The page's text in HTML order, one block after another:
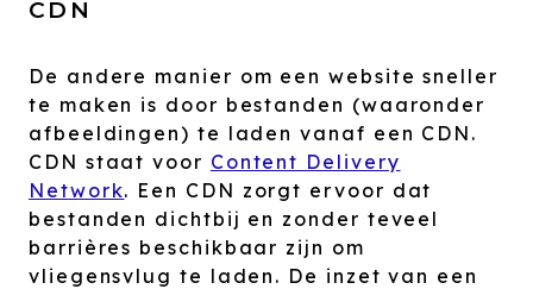
CDN
De andere manier om een website sneller
te maken is door bestanden (waaronder
afbeeldingen) te laden vanaf een CDN.
CDN staat voor Content Delivery
Network. Een CDN zorgt ervoor dat
bestanden dichtbij en zonder teveel
barrières beschikbaar zijn om
vliegensvlug te laden. De inzet van een